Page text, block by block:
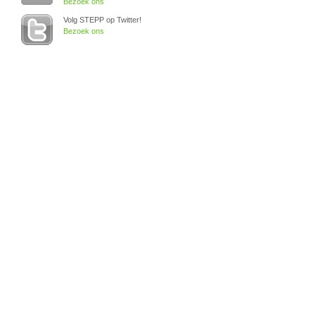
Volg STEPP op Twitter!
Bezoek ons